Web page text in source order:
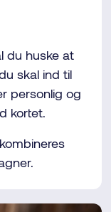
du huske at
skal ind til
personlig og
kortet.